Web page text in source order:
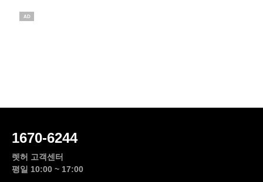
AD
1670-6244
렛허 고객센터
평일 10:00 ~ 17:00